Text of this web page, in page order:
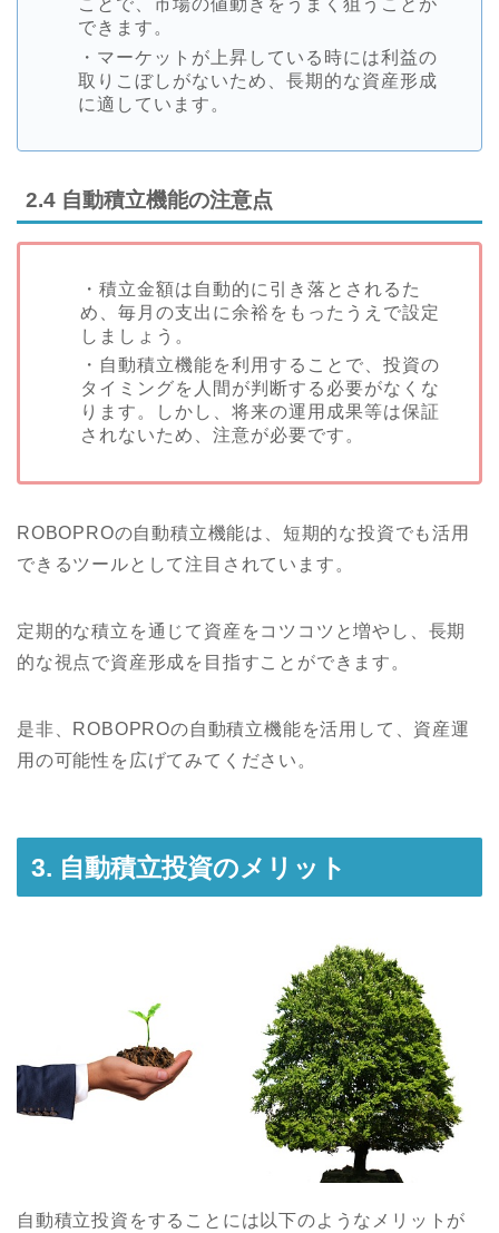
ことで、市場の値動きをうまく狙うことが
できます。
・マーケットが上昇している時には利益の
取りこぼしがないため、長期的な資産形成
に適しています。
2.4 自動積立機能の注意点
・積立金額は自動的に引き落とされるた
め、毎月の支出に余裕をもったうえで設定
しましょう。
・自動積立機能を利用することで、投資の
タイミングを人間が判断する必要がなくな
ります。しかし、将来の運用成果等は保証
されないため、注意が必要です。
ROBOPROの自動積立機能は、短期的な投資でも活用
できるツールとして注目されています。
定期的な積立を通じて資産をコツコツと増やし、長期
的な視点で資産形成を目指すことができます。
是非、ROBOPROの自動積立機能を活用して、資産運
用の可能性を広げてみてください。
3. 自動積立投資のメリット
自動積立投資をすることには以下のようなメリットが